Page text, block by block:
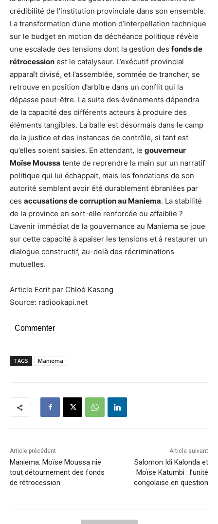
crédibilité de l’institution provinciale dans son ensemble.
La transformation d’une motion d’interpellation technique
sur le budget en motion de déchéance politique révèle
une escalade des tensions dont la gestion des fonds de
rétrocession est le catalyseur. L’exécutif provincial
apparaît divisé, et l’assemblée, sommée de trancher, se
retrouve en position d’arbitre dans un conflit qui la
dépasse peut-être. La suite des événements dépendra
de la capacité des différents acteurs à produire des
éléments tangibles. La balle est désormais dans le camp
de la justice et des instances de contrôle, si tant est
qu’elles soient saisies. En attendant, le gouverneur
Moïse Moussa tente de reprendre la main sur un narratif
politique qui lui échappait, mais les fondations de son
autorité semblent avoir été durablement ébranlées par
ces accusations de corruption au Maniema. La stabilité
de la province en sort-elle renforcée ou affaiblie ?
L’avenir immédiat de la gouvernance au Maniema se joue
sur cette capacité à apaiser les tensions et à restaurer un
dialogue constructif, au-delà des récriminations
mutuelles.
Article Ecrit par Chloé Kasong
Source: radiookapi.net
Commenter
TAGS Maniema
Article précédent
Maniema: Moïse Moussa nie
tout détournement des fonds
de rétrocession
Article suivant
Salomon Idi Kalonda et
Moïse Katumbi : l’unité
congolaise en question